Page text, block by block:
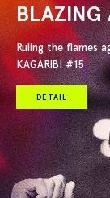
BLAZING
Ruling the flames
KAGARIBI #15
DETAIL